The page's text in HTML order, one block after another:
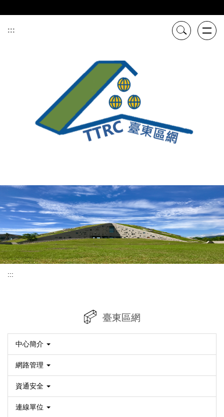
到
主
:::
:::
臺東區網
中心簡介
網路管理
資通安全
連線單位